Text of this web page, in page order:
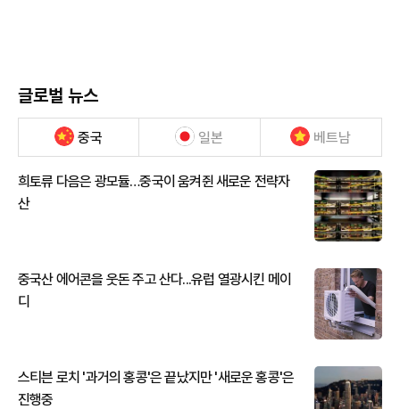
글로벌 뉴스
중국 일본 베트남
희토류 다음은 광모듈…중국이 움켜쥔 새로운 전략자
산
중국산 에어콘을 웃돈 주고 산다...유럽 열광시킨 메이
디
스티븐 로치 '과거의 홍콩'은 끝났지만 '새로운 홍콩'은
진행중